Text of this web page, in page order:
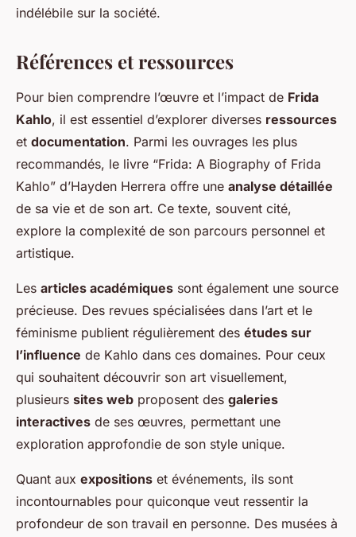
indélébile sur la société.
Références et ressources
Pour bien comprendre l’œuvre et l’impact de Frida
Kahlo, il est essentiel d’explorer diverses ressources
et documentation. Parmi les ouvrages les plus
recommandés, le livre “Frida: A Biography of Frida
Kahlo” d’Hayden Herrera offre une analyse détaillée
de sa vie et de son art. Ce texte, souvent cité,
explore la complexité de son parcours personnel et
artistique.
Les articles académiques sont également une source
précieuse. Des revues spécialisées dans l’art et le
féminisme publient régulièrement des études sur
l’influence de Kahlo dans ces domaines. Pour ceux
qui souhaitent découvrir son art visuellement,
plusieurs sites web proposent des galeries
interactives de ses œuvres, permettant une
exploration approfondie de son style unique.
Quant aux expositions et événements, ils sont
incontournables pour quiconque veut ressentir la
profondeur de son travail en personne. Des musées à